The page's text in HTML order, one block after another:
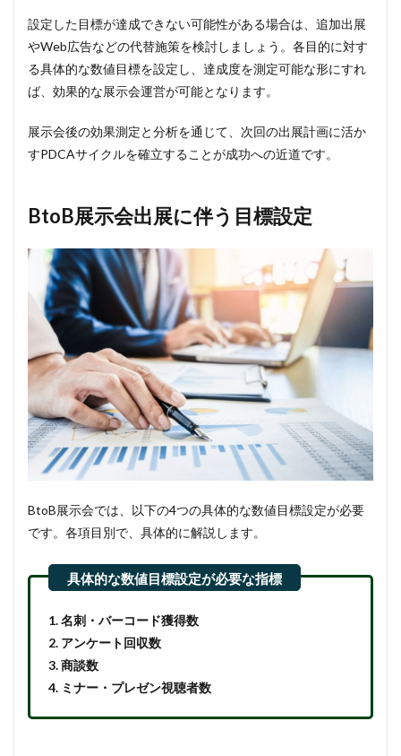
設定した目標が達成できない可能性がある場合は、追加出展
やWeb広告などの代替施策を検討しましょう。各目的に対す
る具体的な数値目標を設定し、達成度を測定可能な形にすれ
ば、効果的な展示会運営が可能となります。
展示会後の効果測定と分析を通じて、次回の出展計画に活か
すPDCAサイクルを確立することが成功への近道です。
BtoB展示会出展に伴う目標設定
BtoB展示会では、以下の4つの具体的な数値目標設定が必要
です。各項目別で、具体的に解説します。
1. 名刺・バーコード獲得数
2. アンケート回収数
3. 商談数
4. ミナー・プレゼン視聴者数